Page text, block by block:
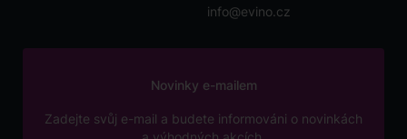
info@evino.cz
Novinky e-mailem
Zadejte svůj e-mail a budete informováni o novinkách